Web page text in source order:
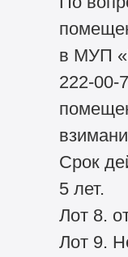
в МУП
222-00-
Срок
5 лет.
Лот 8.
Лот 9.